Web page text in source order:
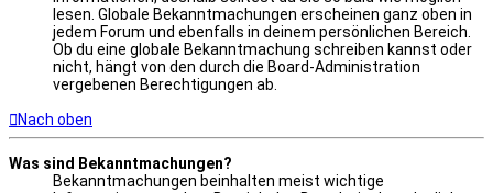
lesen. Globale Bekanntmachungen erscheinen ganz oben in
jedem Forum und ebenfalls in deinem persönlichen Bereich.
Ob du eine globale Bekanntmachung schreiben kannst oder
nicht, hängt von den durch die Board-Administration
vergebenen Berechtigungen ab.
Nach oben
Was sind Bekanntmachungen?
Bekanntmachungen beinhalten meist wichtige